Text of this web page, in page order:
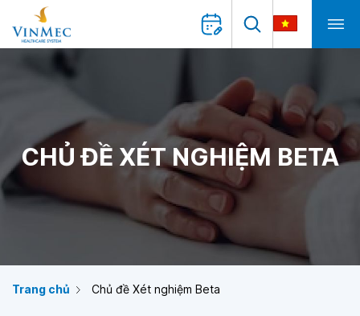
CHỦ ĐỀ XÉT NGHIỆM BETA
Trang chủ Chủ đề Xét nghiệm Beta